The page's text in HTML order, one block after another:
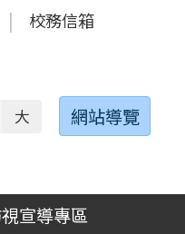
校務信箱
大 網站導覽
宣導專區